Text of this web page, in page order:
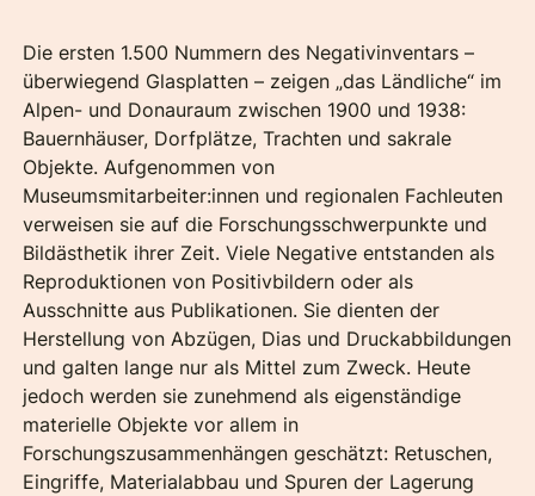
Die ersten 1.500 Nummern des Negativinventars –
überwiegend Glasplatten – zeigen „das Ländliche“ im
Alpen- und Donauraum zwischen 1900 und 1938:
Bauernhäuser, Dorfplätze, Trachten und sakrale
Objekte. Aufgenommen von
Museumsmitarbeiter:innen und regionalen Fachleuten
verweisen sie auf die Forschungsschwerpunkte und
Bildästhetik ihrer Zeit. Viele Negative entstanden als
Reproduktionen von Positivbildern oder als
Ausschnitte aus Publikationen. Sie dienten der
Herstellung von Abzügen, Dias und Druckabbildungen
und galten lange nur als Mittel zum Zweck. Heute
jedoch werden sie zunehmend als eigenständige
materielle Objekte vor allem in
Forschungszusammenhängen geschätzt: Retuschen,
Eingriffe, Materialabbau und Spuren der Lagerung